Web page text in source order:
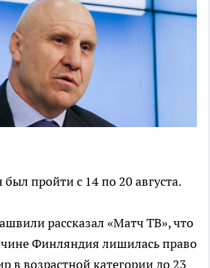
пройти с 14 по 20 августа.
рассказал «Матч ТВ», что
Финляндия лишилась право
в возрастной категории до 23